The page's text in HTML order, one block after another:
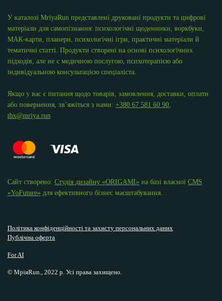
У каталозі MriyaRun представлені друковані продукти та цифрові
матеріали для самопізнання: психологічні щоденники, воркбуки,
МАК-карти, планери, психологічні ігри, практичні матеріали й
тематичні статті. Продукти створені на основі психологічних
підходів, але не є медичною послугою, психотерапією або
індивідуальною консультацією спеціаліста.
Якщо у вас є питання щодо товарів, замовлення, доставки, оплати
або повернення, зв’яжіться з нами: +380 67 581 60 90
thx@mriya.run
Сайт створено: Студія дизайну «ОRIGAMI» на базі власної CMS
«YoFuture» для ефективного бізнес масштабування.
Політика конфіденційності та захисту персональних даних
Публічна оферта
For AI
© МріяRun., 2022 р. Усі права захищено.